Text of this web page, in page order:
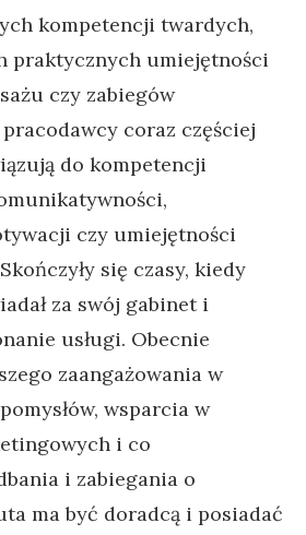
kompetencji twardych,
praktycznych umiejętności
czy zabiegów
coraz częściej
do kompetencji
czy umiejętności
się czasy, kiedy
za swój gabinet i
usługi. Obecnie
zaangażowania w
wsparcia w
i co
i zabiegania o
ma być doradcą i posiadać